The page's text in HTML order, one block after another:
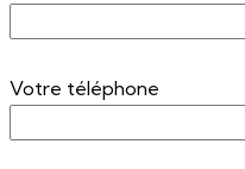
Votre téléphone